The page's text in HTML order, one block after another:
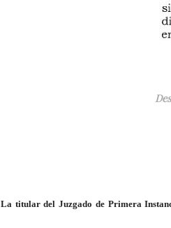
La titular del Juzgado de Primera